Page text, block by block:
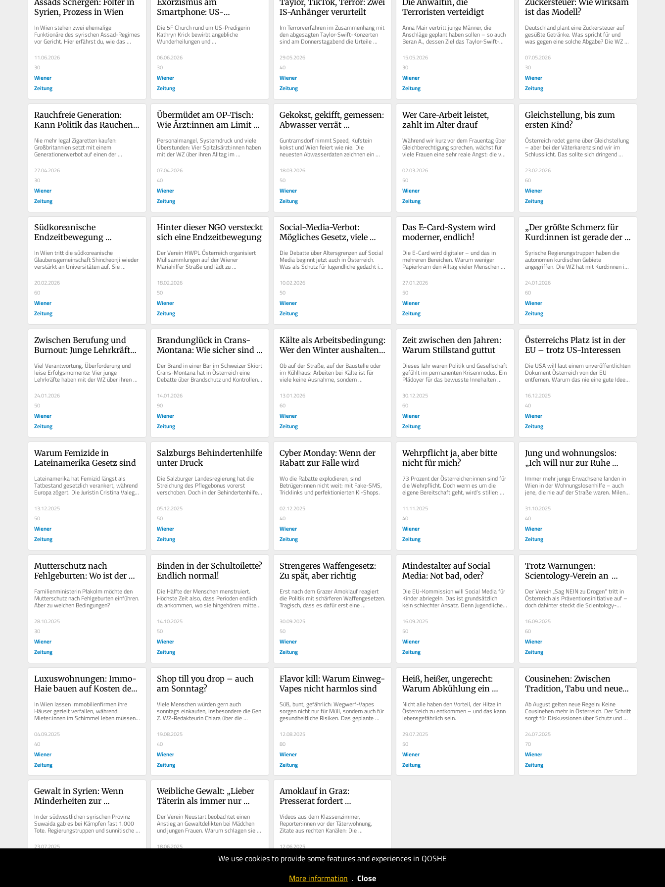
We use cookies to provide some features and experiences in QOSHE
More information . Close
Syrien, Prozess in Wien
In Wien stehen zwei ehemalige
Funktionäre des syrischen Assad-Regimes
vor Gericht. Hier erfährst du, wie das
11.06.2026
30
Wiener
Zeitung
Smartphone: US-
Österreich
Die 5F Church rund um US-Predigerin
Kathryn Krick bewirbt angebliche
Wunderheilungen und
Dämonenaustreibungen auf Social Media.
Kritiker:innen warnen...
06.06.2026
30
Wiener
Zeitung
IS-Anhänger verurteilt
Im Terrorverfahren im Zusammenhang mit
den abgesagten Taylor-Swift-Konzerten
sind am Donnerstagabend die Urteile
gefallen. Wie aus zwei...
29.05.2026
40
Wiener
Zeitung
Terroristen verteidigt
Anna Mair vertritt junge Männer, die
Anschläge geplant haben sollen – so auch
Beran A., dessen Ziel das Taylor-Swift-
Konzert war. Doch wer ist die...
15.05.2026
30
Wiener
Zeitung
ist das Modell?
Deutschland plant eine Zuckersteuer auf
gesüßte Getränke. Was spricht für und
was gegen eine solche Abgabe? Die WZ
hat mit zwei Expert:innen...
07.05.2026
30
Wiener
Zeitung
Rauchfreie Generation:
Kann Politik das Rauchen
Nie mehr legal Zigaretten kaufen:
Großbritannien setzt mit einem
Generationenverbot auf einen der
Vorstoß...
27.04.2026
30
Wiener
Zeitung
Übermüdet am OP-Tisch:
Wie Ärzt:innen am Limit
Personalmangel, Systemdruck und viele
Überstunden: Vier Spitalsärzt:innen haben
mit der WZ über ihren Alltag im
07.04.2026
40
Wiener
Zeitung
Gekokst, gekifft, gemessen:
Abwasser verrät
Guntramsdorf nimmt Speed, Kufstein
kokst und Wien feiert wie nie. Die
neuesten Abwasserdaten zeichnen ein
18.03.2026
50
Wiener
Zeitung
Wer Care-Arbeit leistet,
zahlt im Alter drauf
Während wir kurz vor dem Frauentag über
Gleichberechtigung sprechen, wächst für
viele Frauen eine sehr reale Angst: die vor
02.03.2026
50
Wiener
Zeitung
Gleichstellung, bis zum
ersten Kind?
Österreich redet gerne über Gleichstellung
– aber bei der Väterkarenz sind wir im
Schlusslicht. Das sollte sich dringend
23.02.2026
60
Wiener
Zeitung
Südkoreanische
Endzeitbewegung
Studierende
In Wien tritt die südkoreanische
Glaubensgemeinschaft Shincheonji wieder
verstärkt an Universitäten auf. Sie
20.02.2026
60
Wiener
Zeitung
Hinter dieser NGO versteckt
sich eine Endzeitbewegung
Der Verein HWPL Österreich organisiert
Müllsammlungen auf der Wiener
Mariahilfer Straße und lädt zu
18.02.2026
50
Wiener
Zeitung
Social-Media-Verbot:
Mögliches Gesetz, viele
Die Debatte über Altersgrenzen auf Social
Media beginnt jetzt auch in Österreich.
Was als Schutz für Jugendliche gedacht ist,
10.02.2026
50
Wiener
Zeitung
Das E-Card-System wird
moderner, endlich!
Die E-Card wird digitaler – und das in
mehreren Bereichen. Warum weniger
Papierkram den Alltag vieler Menschen
tatsächlich erleichtern kann.
27.01.2026
50
Wiener
Zeitung
„Der größte Schmerz für
Kurd:innen ist gerade der
Syrische Regierungstruppen haben die
autonomen kurdischen Gebiete
angegriffen. Die WZ hat mit Kurd:innen in
Rojava und Wien gesprochen.
24.01.2026
60
Wiener
Zeitung
Zwischen Berufung und
Burnout: Junge Lehrkräfte
Viel Verantwortung, Überforderung und
leise Erfolgsmomente: Vier junge
Lehrkräfte haben mit der WZ über ihren
24.01.2026
50
Wiener
Zeitung
Brandunglück in Crans-
Montana: Wie sicher sind
Der Brand in einer Bar im Schweizer Skiort
Crans-Montana hat in Österreich eine
Debatte über Brandschutz und Kontrollen
14.01.2026
90
Wiener
Zeitung
Kälte als Arbeitsbedingung:
Wer den Winter aushalten
Ob auf der Straße, auf der Baustelle oder
im Kühlhaus: Arbeiten bei Kälte ist für
viele keine Ausnahme, sondern
13.01.2026
60
Wiener
Zeitung
Zeit zwischen den Jahren:
Warum Stillstand guttut
Dieses Jahr waren Politik und Gesellschaft
gefühlt im permanenten Krisenmodus. Ein
Plädoyer für das bewusste Innehalten
zwischen Weihnachten und...
30.12.2025
60
Wiener
Zeitung
Österreichs Platz ist in der
EU – trotz US-Interessen
Die USA will laut einem unveröffentlichten
Dokument Österreich von der EU
entfernen. Warum das nie eine gute Idee
16.12.2025
40
Wiener
Zeitung
Warum Femizide in
Lateinamerika Gesetz sind
Lateinamerika hat Femizid längst als
Tatbestand gesetzlich verankert, während
Europa zögert. Die Juristin Cristina Valega
erklärt, warum der Druck...
13.12.2025
50
Wiener
Zeitung
Salzburgs Behindertenhilfe
unter Druck
Die Salzburger Landesregierung hat die
Streichung des Pflegebonus vorerst
verschoben. Doch in der Behindertenhilfe
05.12.2025
50
Wiener
Zeitung
Cyber Monday: Wenn der
Rabatt zur Falle wird
Wo die Rabatte explodieren, sind
Betrüger:innen nicht weit: mit Fake-SMS,
Tricklinks und perfektionierten KI-Shops.
02.12.2025
40
Wiener
Zeitung
Wehrpflicht ja, aber bitte
nicht für mich?
73 Prozent der Österreicher:innen sind für
die Wehrpflicht. Doch wenn es um die
eigene Bereitschaft geht, wird’s stiller:
Nur ein Drittel würde...
11.11.2025
40
Wiener
Zeitung
Jung und wohnungslos:
„Ich will nur zur Ruhe
Immer mehr junge Erwachsene landen in
Wien in der Wohnungslosenhilfe – auch
jene, die nie auf der Straße waren. Milena
kämpfte mit Depressionen,...
31.10.2025
40
Wiener
Zeitung
Mutterschutz nach
Fehlgeburten: Wo ist der
Familienministerin Plakolm möchte den
Mutterschutz nach Fehlgeburten einführen.
Aber zu welchen Bedingungen?
28.10.2025
30
Wiener
Zeitung
Binden in der Schultoilette?
Endlich normal!
Die Hälfte der Menschen menstruiert.
Höchste Zeit also, dass Perioden endlich
da ankommen, wo sie hingehören: mitten
14.10.2025
50
Wiener
Zeitung
Strengeres Waffengesetz:
Zu spät, aber richtig
Erst nach dem Grazer Amoklauf reagiert
die Politik mit schärferen Waffengesetzen.
Tragisch, dass es dafür erst eine
Katastrophe brauchte.
30.09.2025
50
Wiener
Zeitung
Mindestalter auf Social
Media: Not bad, oder?
Die EU-Kommission will Social Media für
Kinder abriegeln. Das ist grundsätzlich
kein schlechter Ansatz. Denn Jugendliche
16.09.2025
50
Wiener
Zeitung
Trotz Warnungen:
Scientology-Verein an
Der Verein „Sag NEIN zu Drogen“ tritt in
Österreich als Präventionsinitiative auf –
doch dahinter steckt die Scientology-
16.09.2025
60
Wiener
Zeitung
Luxuswohnungen: Immo-
Haie bauen auf Kosten der
In Wien lassen Immobilienfirmen ihre
Häuser gezielt verfallen, während
Mieter:innen im Schimmel leben müssen.
04.09.2025
40
Wiener
Zeitung
Shop till you drop – auch
am Sonntag?
Viele Menschen würden gern auch
sonntags einkaufen, insbesondere die Gen
Z. WZ-Redakteurin Chiara über die
19.08.2025
40
Wiener
Zeitung
Flavor kill: Warum Einweg-
Vapes nicht harmlos sind
Süß, bunt, gefährlich: Wegwerf-Vapes
sorgen nicht nur für Müll, sondern auch für
gesundheitliche Risiken. Das geplante
Verbot ist ein sinnvoller...
12.08.2025
80
Wiener
Zeitung
Heiß, heißer, ungerecht:
Warum Abkühlung ein
Nicht alle haben den Vorteil, der Hitze in
Österreich zu entkommen – und das kann
lebensgefährlich sein.
29.07.2025
50
Wiener
Zeitung
Cousinehen: Zwischen
Tradition, Tabu und neuem
Ab August gelten neue Regeln: Keine
Cousinehen mehr in Österreich. Der Schritt
sorgt für Diskussionen über Schutz und
Stigma.
24.07.2025
70
Wiener
Zeitung
Gewalt in Syrien: Wenn
Minderheiten zur
In der südwestlichen syrischen Provinz
Suwaida gab es bei Kämpfen fast 1.000
Tote. Regierungstruppen und sunnitische
Beduinen gingen gewaltsam gegen...
23.07.2025
Weibliche Gewalt: „Lieber
Täterin als immer nur
Der Verein Neustart beobachtet einen
Anstieg an Gewaltdelikten bei Mädchen
und jungen Frauen. Warum schlagen sie
zu? Ein Blick hinter die Kulissen...
18.06.2025
Amoklauf in Graz:
Presserat fordert
Videos aus dem Klassenzimmer,
Reporter:innen vor der Täterwohnung,
Zitate aus rechten Kanälen: Die
wirft...
12.06.2025
40
Wiener
Zeitung